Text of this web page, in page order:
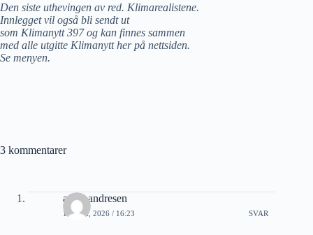
Den siste uthevingen av red. Klimarealistene.
Innlegget vil også bli sendt ut
som Klimanytt 397 og kan finnes sammen
med alle utgitte Klimanytt her på nettsiden.
Se menyen.
3 kommentarer
arvid andresen
10 MAI, 2026 / 16:23 SVAR